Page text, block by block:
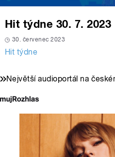
Hit týdne 30. 7. 2023
30. červenec 2023
Hit týdne
Největší audioportál na